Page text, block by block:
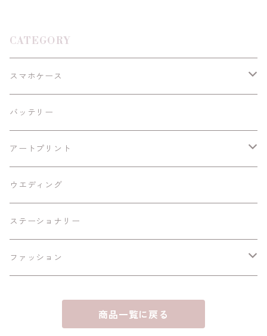
CATEGORY
スマホケース
Android
iPhoneSE/SE2
iPhone11/Pro/ProMax
iPhone12/12Pro/mini/ProMax
iPhone13/mini/Pro
iPhone15/Plus/Pro/Max
バッテリー
アートプリント
額あり
A4黒縁額
B6黒縁額
額なし
A4
ウエディング
ステーショナリー
ファッション
商品一覧に戻る